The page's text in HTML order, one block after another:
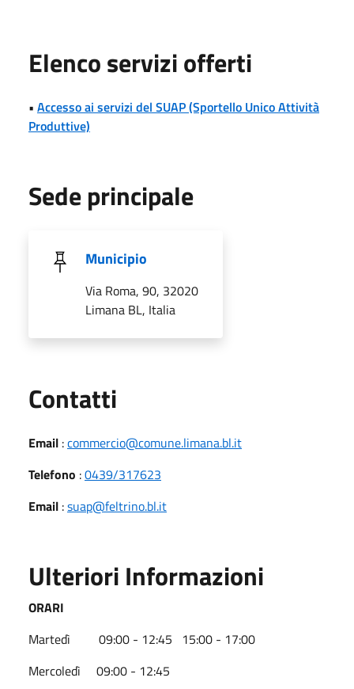
Elenco servizi offerti
• Accesso ai servizi del SUAP (Sportello Unico Attività
Produttive)
Sede principale
Municipio
Via Roma, 90, 32020
Limana BL, Italia
Contatti
Email :commercio@comune.limana.bl.it
Telefono :0439/317623
Email :suap@feltrino.bl.it
Ulteriori Informazioni
ORARI
Martedì 09:00 - 12:45 15:00 - 17:00
Mercoledì 09:00 - 12:45